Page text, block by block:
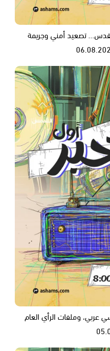
تصعيد أمني وجريمة
عربي، وملفات الرأي العام